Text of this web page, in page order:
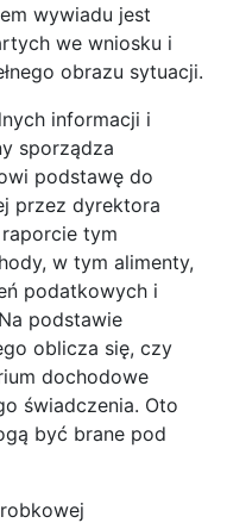
wywiadu jest
we wniosku i
obrazu sytuacji.
informacji i
sporządza
podstawę do
przez dyrektora
tym
w tym alimenty,
podatkowych i
podstawie
oblicza się, czy
dochodowe
świadczenia. Oto
być brane pod